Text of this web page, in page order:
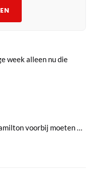
week alleen nu die
voorbij moeten …